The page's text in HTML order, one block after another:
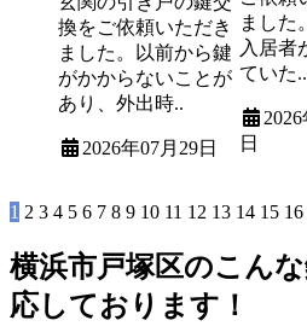
換をご依頼いただき
ました。以前から鍵
がかからないことが
あり、外出時..
2026年07月29日
ました
入居者
ていた..
日
1 2 3 4 5 6 7 8 9 10 11 12 13 14 15 16
横浜市戸塚区のこん
応しております！